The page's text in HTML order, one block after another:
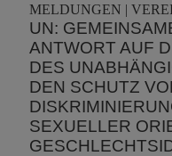
MELDUNGEN |
UN:
ANTWORT AUF
DES
DEN SCHUTZ
SEXUELLER